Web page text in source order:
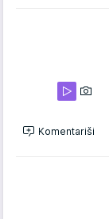
Komentariši